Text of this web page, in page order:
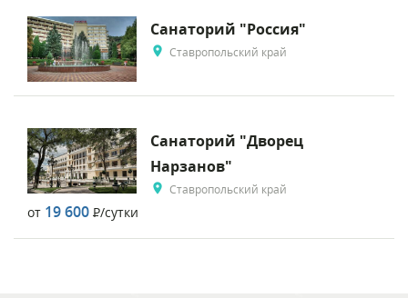
Санаторий "Россия"
Ставропольский край
Санаторий "Дворец
Нарзанов"
Ставропольский край
от 19 600 Р/сутки